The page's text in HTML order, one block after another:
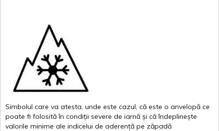
Simbolul care va atesta unde este cazul că este o anvelopă ce
poate fi folosită în condiții severe de iarnă și că îndeplinește
valorile minime ale indicelui de aderență pe zăpadă